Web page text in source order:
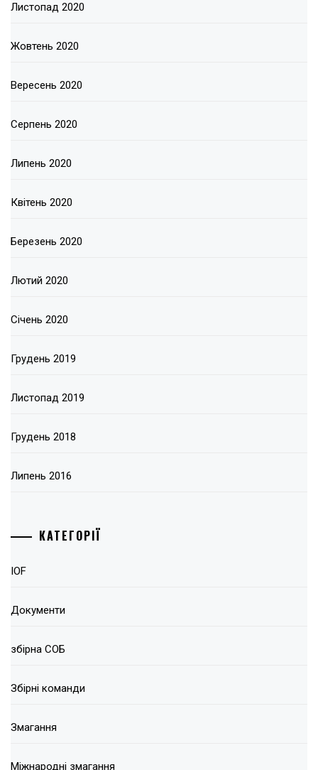
Листопад 2020
Жовтень 2020
Вересень 2020
Серпень 2020
Липень 2020
Квітень 2020
Березень 2020
Лютий 2020
Січень 2020
Грудень 2019
Листопад 2019
Грудень 2018
Липень 2016
КАТЕГОРІЇ
IOF
Документи
збірна СОБ
Збірні команди
Змагання
Міжнародні змагання